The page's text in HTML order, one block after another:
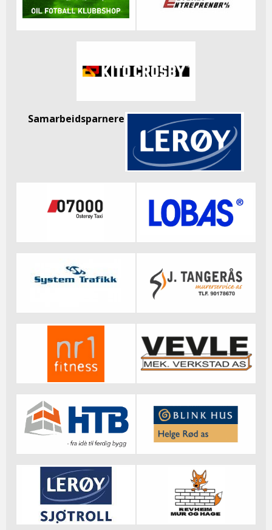
Samarbeidsparnere